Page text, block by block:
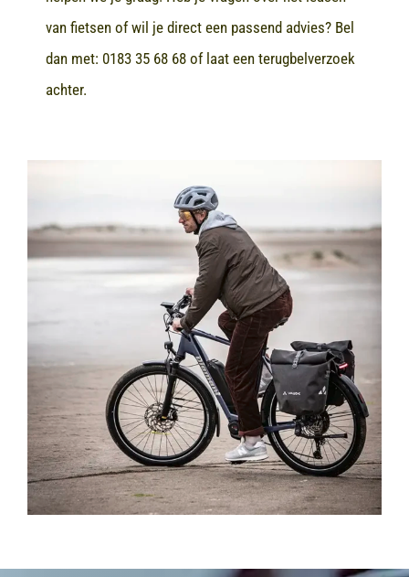
van fietsen of wil je direct een passend advies? Bel
dan met: 0183 35 68 68of laat een terugbelverzoek
achter.